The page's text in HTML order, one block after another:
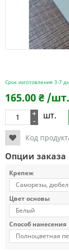
Срок изготовления 3-7
165.00₴ /шт.
+
- шт.
Код
Опции заказа
Крепеж
Цвет основы
Способ нанесения